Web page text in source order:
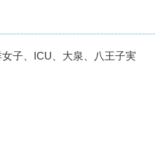
子、ICU、大泉、八王子実